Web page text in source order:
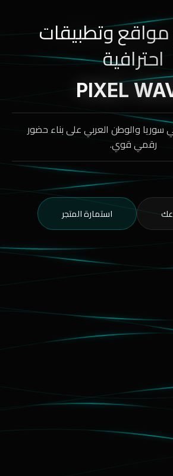
وتطبيقات
احترافية
PIXEL
سوريا والوطن العربي على بناء حضور
رقمي قوي.
استمارة المتجر